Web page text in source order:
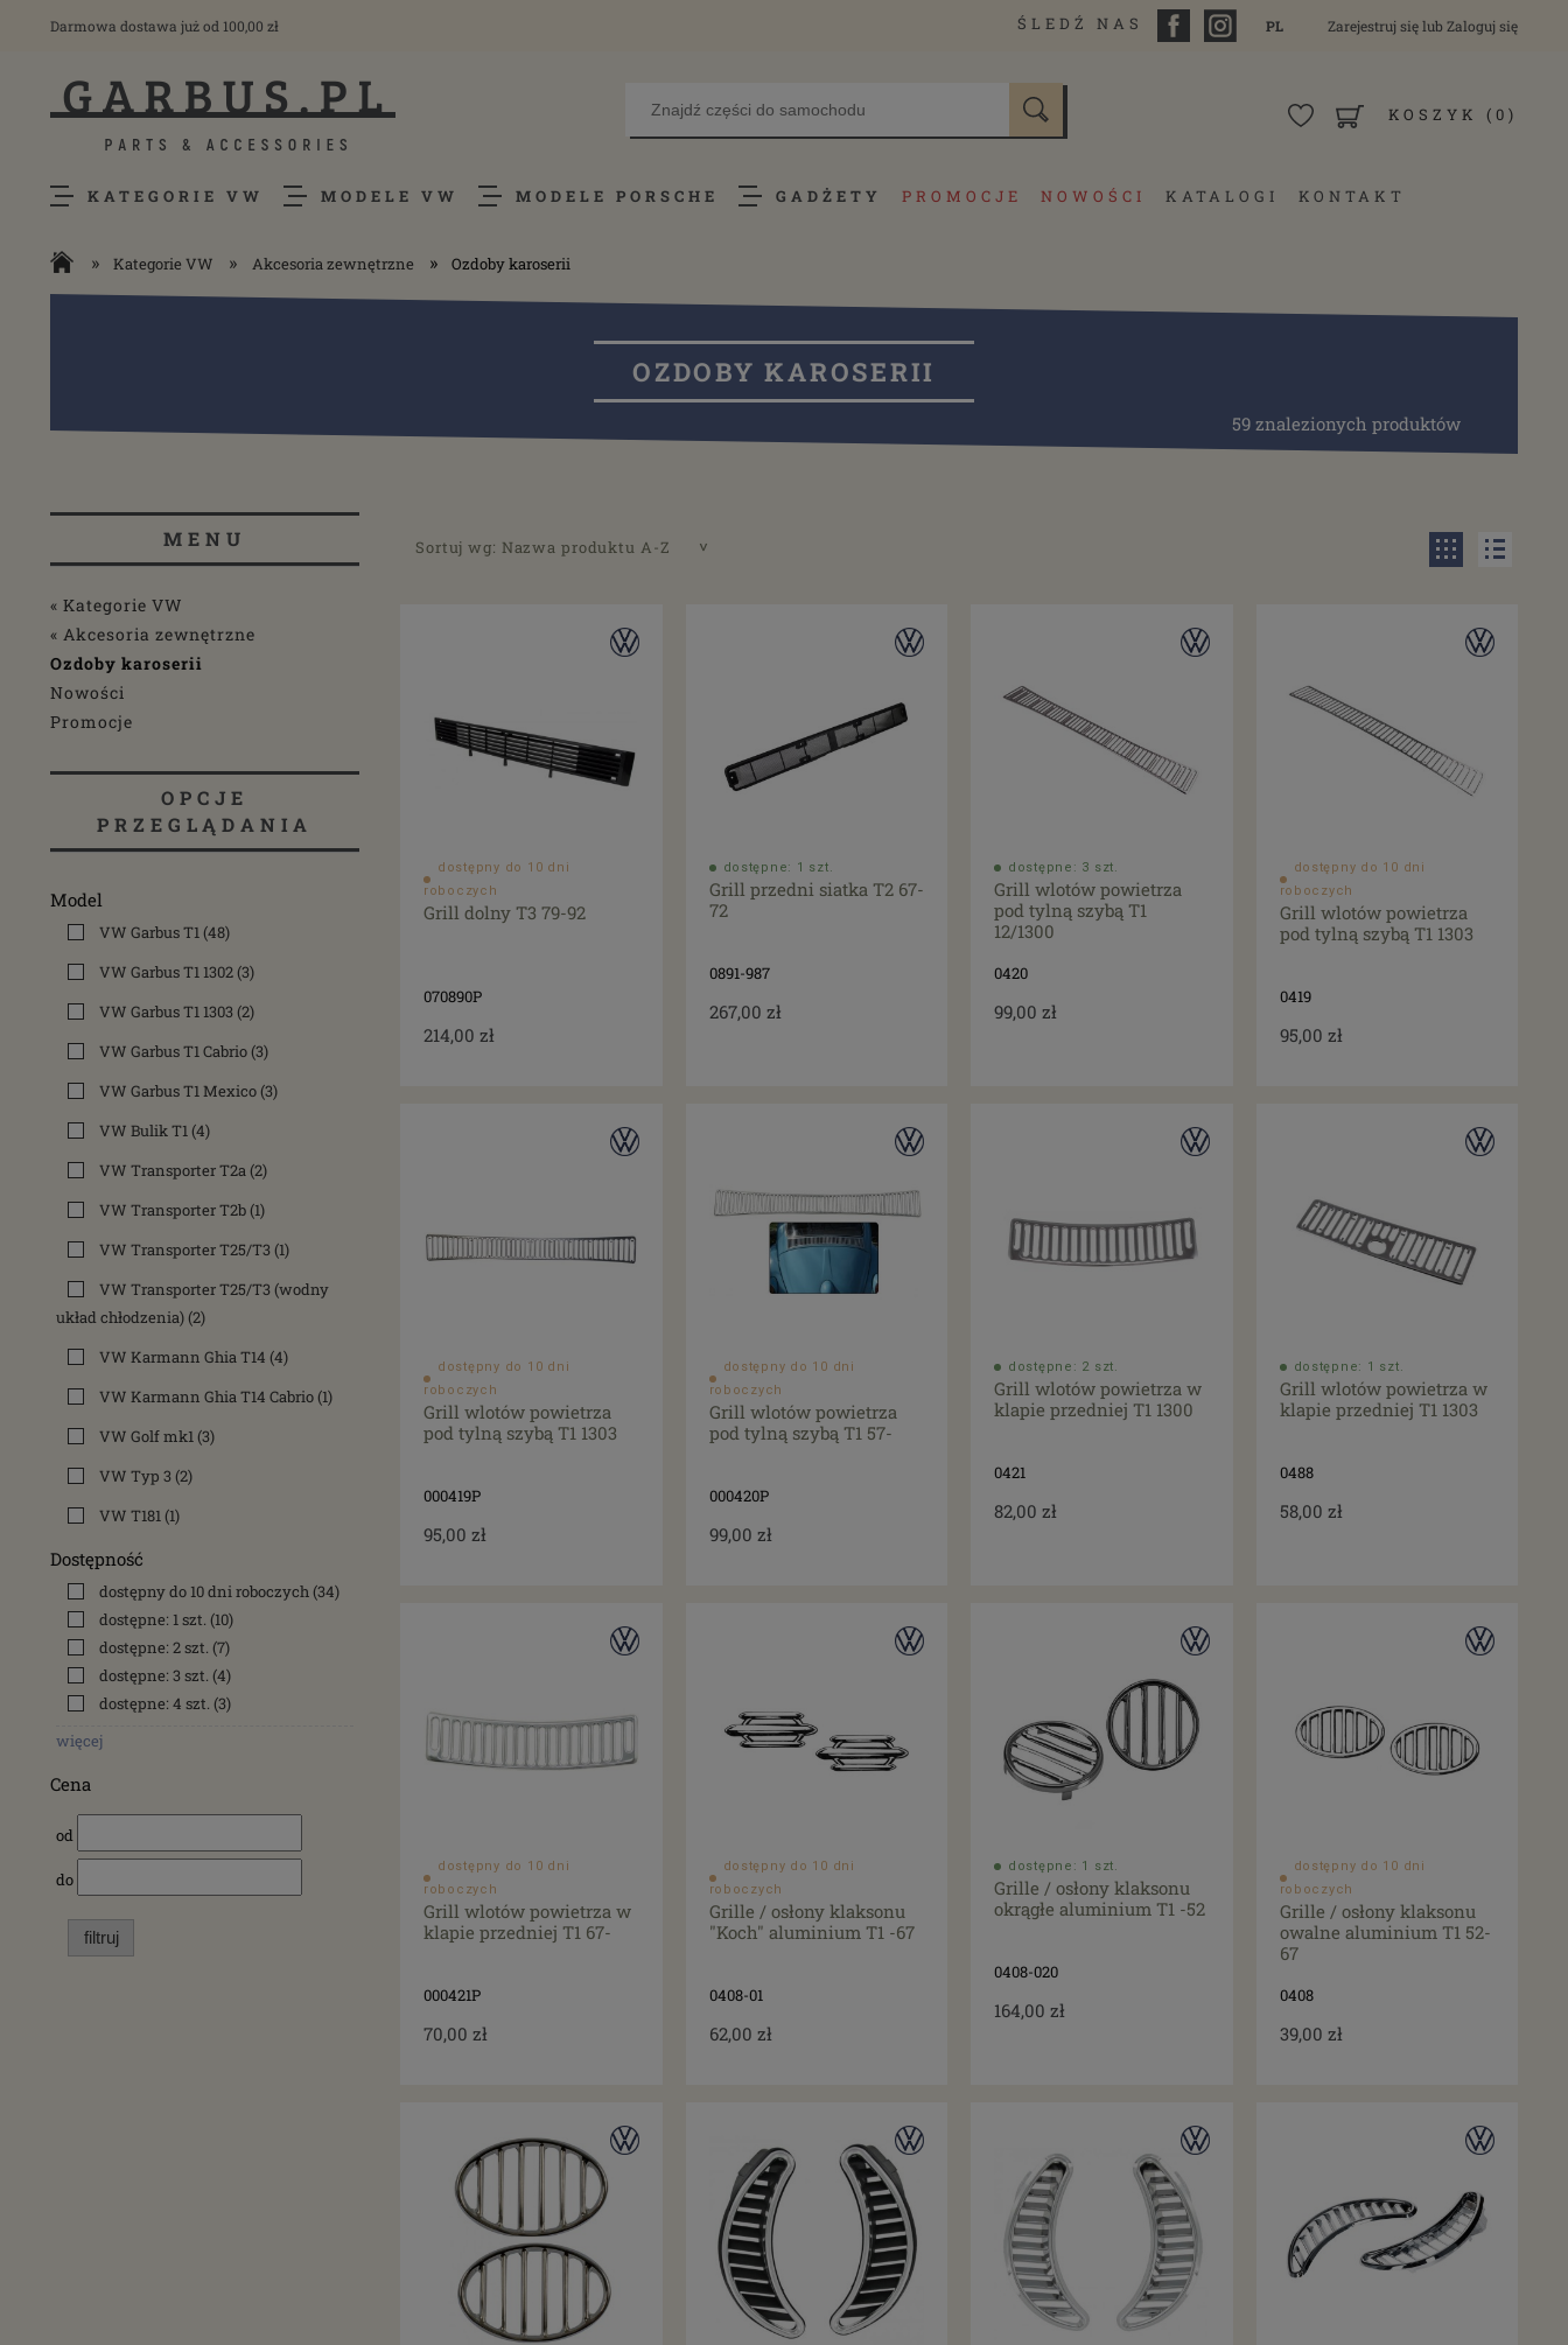
Darmowa dostawa już od 100,00 zł ŚLEDŹ NAS PL Zarejestruj sięlub Zaloguj się
KOSZYK (0)
KATEGORIE VW MODELE VW MODELE PORSCHE GADŻETY PROMOCJE NOWOŚCI KATALOGI KONTAKT
» Kategorie VW » Akcesoria zewnętrzne » Ozdoby karoserii
OZDOBY KAROSERII
59 znalezionych produktów
MENU
« Kategorie VW
« Akcesoria zewnętrzne
Ozdoby karoserii
Nowości
Promocje
OPCJE
PRZEGLĄDANIA
Model
VW Garbus T1(48)
VW Garbus T1 1302(3)
VW Garbus T1 1303(2)
VW Garbus T1 Cabrio(3)
VW Garbus T1 Mexico(3)
VW Bulik T1(4)
VW Transporter T2a(2)
VW Transporter T2b(1)
VW Transporter T25/T3(1)
VW Transporter T25/T3 (wodny
układ chłodzenia)(2)
VW Karmann Ghia T14 (4)
VW Karmann Ghia T14 Cabrio(1)
VW Golf mk1(3)
VW Typ 3(2)
VW T181(1)
Dostępność
dostępny do 10 dni roboczych(34)
dostępne: 1 szt. (10)
dostępne: 2 szt. (7)
dostępne: 3 szt. (4)
dostępne: 4 szt. (3)
więcej
Cena
od
do
filtruj
Sortuj wg: Nazwa produktu A-Z
dostępny do 10 dni
roboczych
Grill dolny T3 79-92
070890P
214,00 zł
dostępne: 1 szt.
Grill przedni siatka T2 67-
72
0891-987
267,00 zł
dostępne: 3 szt.
Grill wlotów powietrza
pod tylną szybą T1
12/1300
0420
99,00 zł
dostępny do 10 dni
roboczych
Grill wlotów powietrza
pod tylną szybą T1 1303
0419
95,00 zł
dostępny do 10 dni
roboczych
Grill wlotów powietrza
pod tylną szybą T1 1303
000419P
95,00 zł
dostępny do 10 dni
roboczych
Grill wlotów powietrza
pod tylną szybą T1 57-
000420P
99,00 zł
dostępne: 2 szt.
Grill wlotów powietrza w
klapie przedniej T1 1300
0421
82,00 zł
dostępne: 1 szt.
Grill wlotów powietrza w
klapie przedniej T1 1303
0488
58,00 zł
dostępny do 10 dni
roboczych
Grill wlotów powietrza w
klapie przedniej T1 67-
000421P
70,00 zł
dostępny do 10 dni
roboczych
Grille / osłony klaksonu
"Koch" aluminium T1 -67
0408-01
62,00 zł
dostępne: 1 szt.
Grille / osłony klaksonu
okrągłe aluminium T1 -52
0408-020
164,00 zł
dostępny do 10 dni
roboczych
Grille / osłony klaksonu
owalne aluminium T1 52-
67
0408
39,00 zł